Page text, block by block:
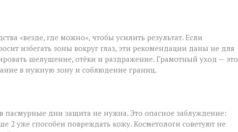
«везде, где можно», чтобы усилить результат. Если
избегать зоны вокруг глаз, эти рекомендации даны не для
шелушение, отёки и раздражение. Грамотный уход — это
в нужную зону и соблюдение границ.
пасмурные дни защита не нужна. Это опасное заблуждение:
2 уже способен повреждать кожу. Косметологи советуют не